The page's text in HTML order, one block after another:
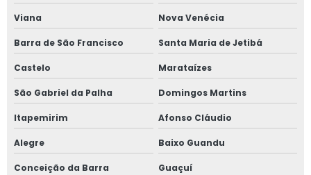
Viana Nova Venécia
Barra de São Francisco Santa Maria de Jetibá
Castelo Marataízes
São Gabriel da Palha Domingos Martins
Itapemirim Afonso Cláudio
Alegre Baixo Guandu
Conceição da Barra Guaçuí